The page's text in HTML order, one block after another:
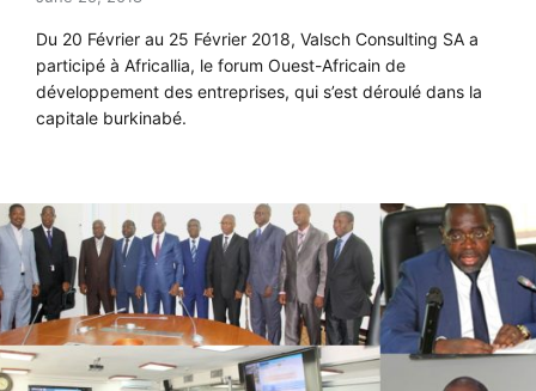
Du 20 Février au 25 Février 2018, Valsch Consulting SA a
participé à Africallia, le forum Ouest-Africain de
développement des entreprises, qui s’est déroulé dans la
capitale burkinabé.